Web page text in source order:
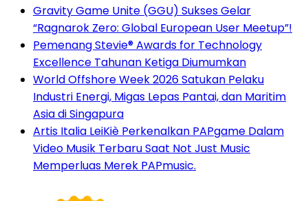
Gravity Game Unite (GGU) Sukses Gelar
“Ragnarok Zero: Global European User Meetup”!
Pemenang Stevie® Awards for Technology
Excellence Tahunan Ketiga Diumumkan
World Offshore Week 2026 Satukan Pelaku
Industri Energi, Migas Lepas Pantai, dan Maritim
Asia di Singapura
Artis Italia LeiKiè Perkenalkan PAPgame Dalam
Video Musik Terbaru Saat Not Just Music
Memperluas Merek PAPmusic.